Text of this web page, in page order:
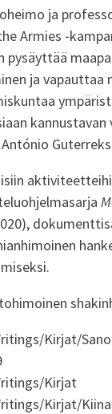
ja
Armies
pysäyttää
ja vapauttaa
Kirjat/
Kirjat
Kirjat/